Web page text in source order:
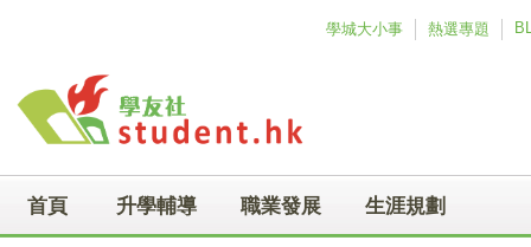
學城大小事 熱選專題
首頁 升學輔導 職業發展 生涯規劃